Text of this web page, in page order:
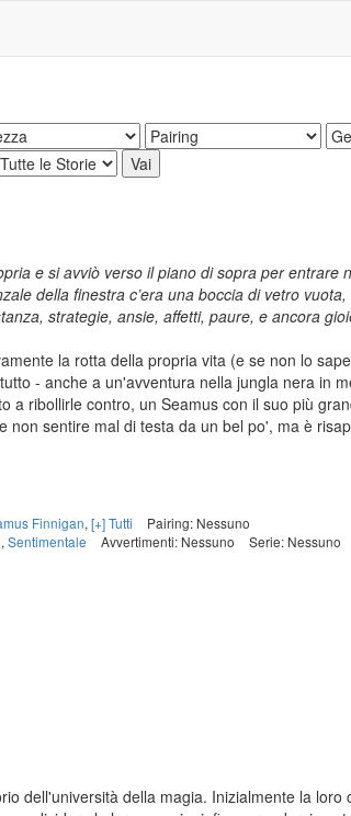
e si avviò verso il piano di sopra per entrare
della finestra c’era una boccia di vetro
strategie, ansie, affetti, paure, e ancora
la rotta della propria vita (e se non lo
- anche a un'avventura nella jungla nera in
a ribollirle contro, un Seamus con il suo più
sentire mal di testa da un bel po', ma è
Finnigan, [+] Tutti
Pairing: Nessuno
, Sentimentale Avvertimenti: Nessuno Serie: Nessuno
dell'università della magia. Inizialmente la loro